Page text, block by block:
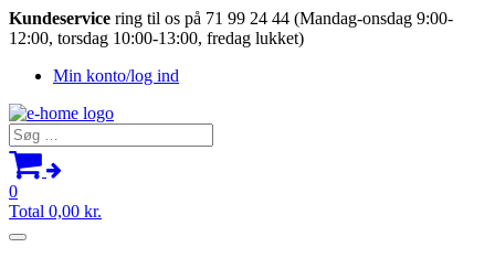
Kundeservice ring til os på 71 99 24 44 (Mandag-onsdag 9:00-
12:00, torsdag 10:00-13:00, fredag lukket)
Min konto/log ind
Søg
efter:
0
Total 0,00 kr.